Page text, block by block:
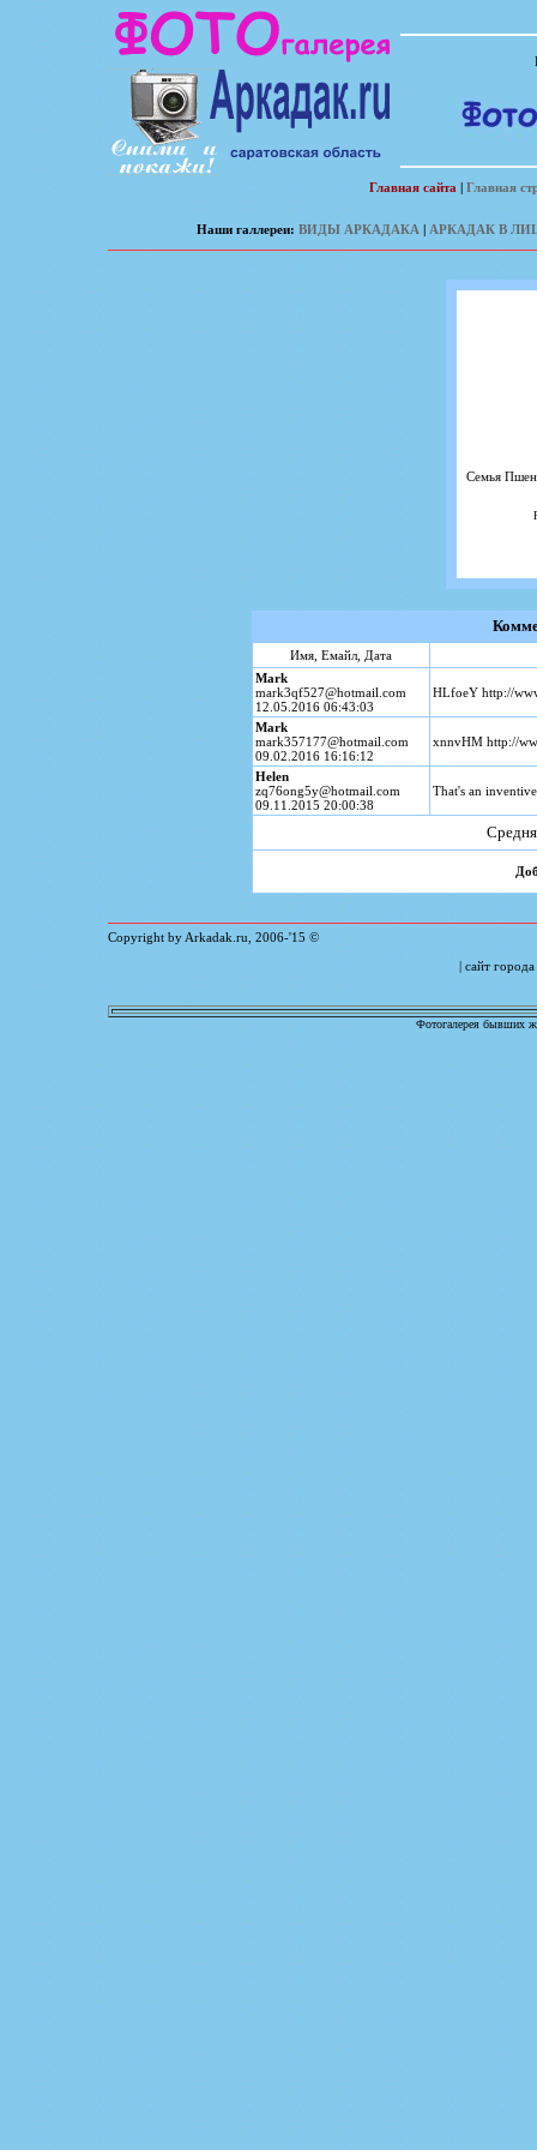
Главная сайта | Главная
Наши галлереи: ВИДЫ АРКАДАКА | АРКАДАК В
Семья
Имя, Емайл, Дата
Mark
mark3qf527@hotmail.com
12.05.2016 06:43:03
HLfoeY http://
Mark
mark357177@hotmail.com
09.02.2016 16:16:12
xnnvHM http://
Helen
zq76ong5y@hotmail.com
09.11.2015 20:00:38
That's an
Copyright by Arkadak.ru, 2006-'15 ©
| сайт города
Фотогалерея бывших